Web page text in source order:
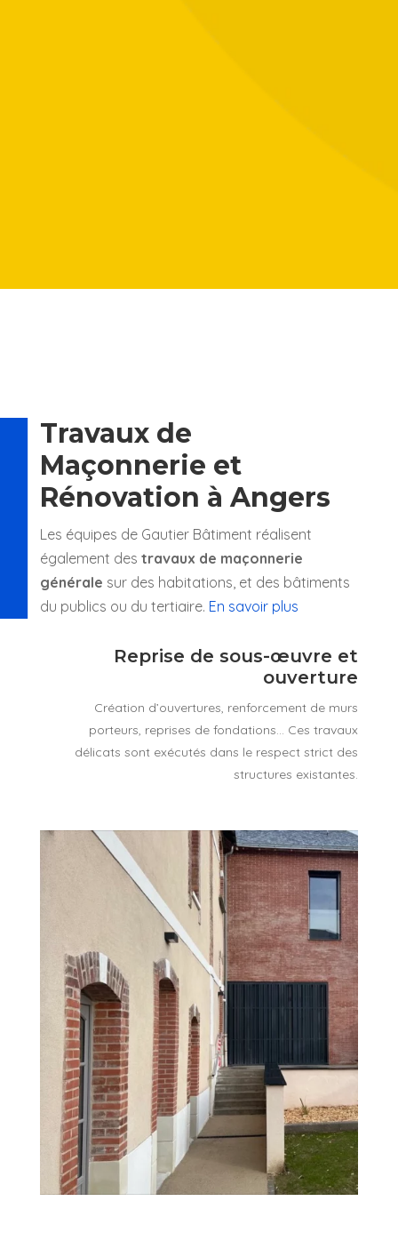
Travaux de
Maçonnerie et
Rénovation à Angers
Les équipes de Gautier Bâtiment réalisent
également des travaux de maçonnerie
générale sur des habitations, et des bâtiments
du publics ou du tertiaire. En savoir plus
Reprise de sous-œuvre et
ouverture
Création d’ouvertures, renforcement de murs
porteurs, reprises de fondations… Ces travaux
délicats sont exécutés dans le respect strict des
structures existantes.